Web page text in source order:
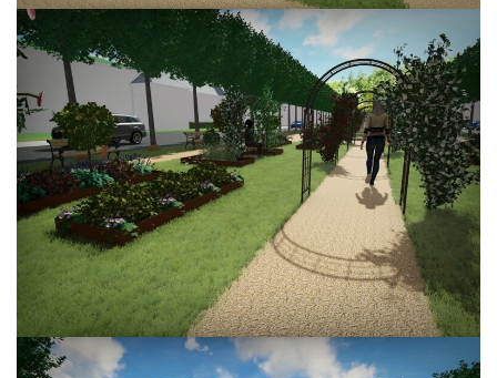
Jardins Hôpital Civil à Strasbourg 4